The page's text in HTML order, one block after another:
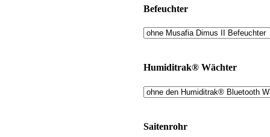
Befeuchter
Humiditrak® Wächter
Saitenrohr